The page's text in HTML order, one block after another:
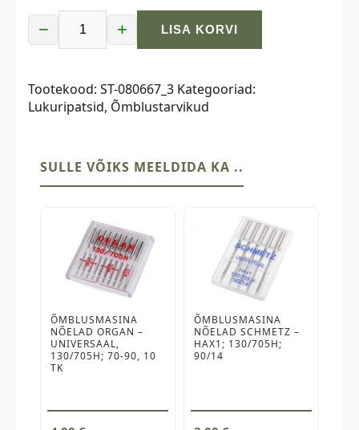
−
Lukuripats
kogus
+ LISA KORVI
Tootekood: ST-080667_3 Kategooriad:
Lukuripatsid, Õmblustarvikud
SULLE VÕIKS MEELDIDA KA ..
ÕMBLUSMASINA
NÕELAD ORGAN –
UNIVERSAAL,
130/705H; 70-90, 10
TK
ÕMBLUSMASINA
NÕELAD SCHMETZ –
HAX1; 130/705H;
90/14